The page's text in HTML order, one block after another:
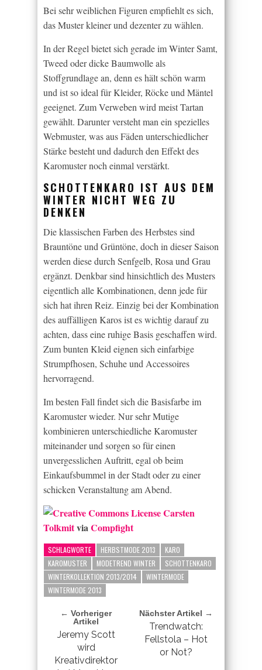
Bei sehr weiblichen Figuren empfiehlt es sich,
das Muster kleiner und dezenter zu wählen.
In der Regel bietet sich gerade im Winter Samt,
Tweed oder dicke Baumwolle als
Stoffgrundlage an, denn es hält schön warm
und ist so ideal für Kleider, Röcke und Mäntel
geeignet. Zum Verweben wird meist Tartan
gewählt. Darunter versteht man ein spezielles
Webmuster, was aus Fäden unterschiedlicher
Stärke besteht und dadurch den Effekt des
Karomuster noch einmal verstärkt.
SCHOTTENKARO IST AUS DEM
WINTER NICHT WEG ZU
DENKEN
Die klassischen Farben des Herbstes sind
Brauntöne und Grüntöne, doch in dieser Saison
werden diese durch Senfgelb, Rosa und Grau
ergänzt. Denkbar sind hinsichtlich des Musters
eigentlich alle Kombinationen, denn jede für
sich hat ihren Reiz. Einzig bei der Kombination
des auffälligen Karos ist es wichtig darauf zu
achten, dass eine ruhige Basis geschaffen wird.
Zum bunten Kleid eignen sich einfarbige
Strumpfhosen, Schuhe und Accessoires
hervorragend.
Im besten Fall findet sich die Basisfarbe im
Karomuster wieder. Nur sehr Mutige
kombinieren unterschiedliche Karomuster
miteinander und sorgen so für einen
unvergesslichen Auftritt, egal ob beim
Einkaufsbummel in der Stadt oder zu einer
schicken Veranstaltung am Abend.
Carsten
TolkmitviaCompfight
SCHLAGWORTE HERBSTMODE 2013
KARO
KAROMUSTER
MODETREND WINTER
SCHOTTENKARO
WINTERKOLLEKTION 2013/2014
WINTERMODE
WINTERMODE 2013
← Vorheriger
Artikel
Jeremy Scott
wird
Kreativdirektor
Nächster Artikel →
Trendwatch:
Fellstola – Hot
or Not?